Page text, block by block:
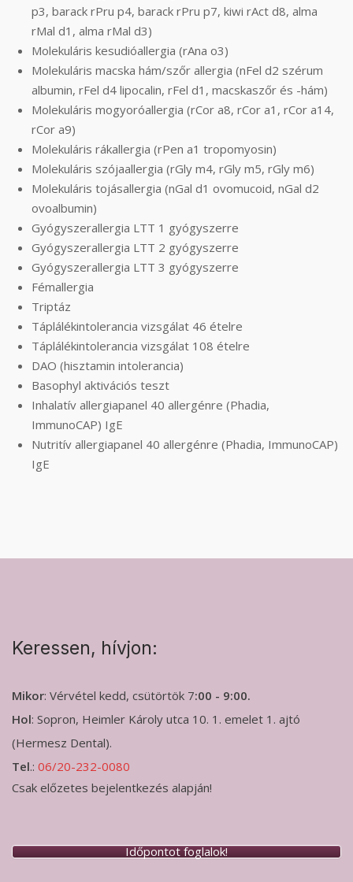
p3, barack rPru p4, barack rPru p7, kiwi rAct d8, alma
rMal d1, alma rMal d3)
Molekuláris kesudióallergia (rAna o3)
Molekuláris macska hám/szőr allergia (nFel d2 szérum
albumin, rFel d4 lipocalin, rFel d1, macskaszőr és -hám)
Molekuláris mogyoróallergia (rCor a8, rCor a1, rCor a14,
rCor a9)
Molekuláris rákallergia (rPen a1 tropomyosin)
Molekuláris szójaallergia (rGly m4, rGly m5, rGly m6)
Molekuláris tojásallergia (nGal d1 ovomucoid, nGal d2
ovoalbumin)
Gyógyszerallergia LTT 1 gyógyszerre
Gyógyszerallergia LTT 2 gyógyszerre
Gyógyszerallergia LTT 3 gyógyszerre
Fémallergia
Triptáz
Táplálékintolerancia vizsgálat 46 ételre
Táplálékintolerancia vizsgálat 108 ételre
DAO (hisztamin intolerancia)
Basophyl aktivációs teszt
Inhalatív allergiapanel 40 allergénre (Phadia,
ImmunoCAP) IgE
Nutritív allergiapanel 40 allergénre (Phadia, ImmunoCAP)
IgE
Keressen, hívjon:
Mikor: Vérvétel kedd, csütörtök 7:00 - 9:00.
Hol: Sopron, Heimler Károly utca 10. 1. emelet 1. ajtó
(Hermesz Dental).
Tel.: 06/20-232-0080
Csak előzetes bejelentkezés alapján!
Időpontot foglalok!